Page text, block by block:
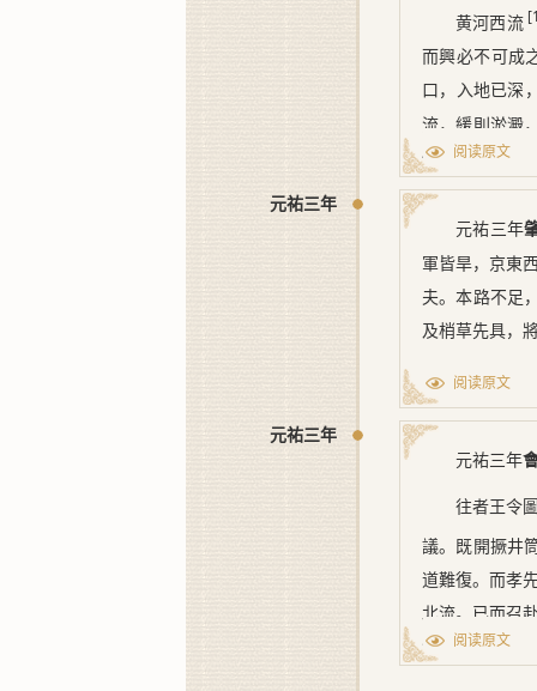
里，廣深與
瀆東北，合赤
合衡漳水；又
漸渤海；旱則
兩漢而下
河壞澶、滑
泛齊，流患中
之計，莫大於
寇，臨時用計
頗爲周悉。所
導。設或必成
爲民患。又
欲復河之故道。
瀆即下文之西大
『至於碣石入于
黄河西流
而興必不可成
口，入地已深
流，緩則淤澱
倍矣。
北京，漸歷
吴北行，占壓
之説不足聽也
敗田破税之害
足聽也。三
接境，無山河
幾，邊防之利
聞契丹之河
之説不足聽也
臣又聞謝
怒[3]之患。
而使王孝先
取必於朝廷。
阅读原文
元祐三年
元祐三年
軍皆旱，京東
夫。本路不足
及梢草先具，
阅读原文
元祐三年
元祐三年
往者王令
議。既開撅井
道難復。而孝
北流。已而召
流順快，工料
阅读原文